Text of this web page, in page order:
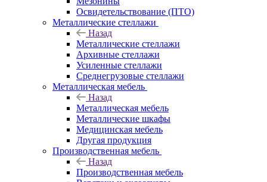
Освидетельствование (ПТО)
Металлические стеллажи
Назад
Металлические стеллажи
Архивные стеллажи
Усиленные стеллажи
Среднегрузовые стеллажи
Металлическая мебель
Назад
Металлическая мебель
Металлические шкафы
Медицинская мебель
Другая продукция
Производственная мебель
Назад
Производственная мебель